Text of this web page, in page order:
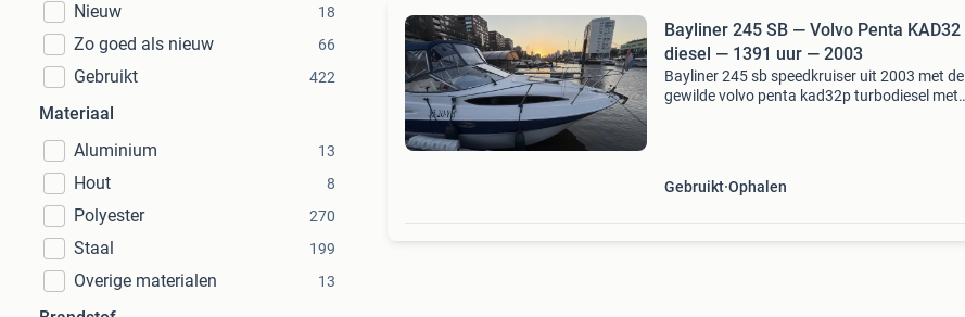
Nieuw
18
Zo goed als nieuw 66
Gebruikt 422
Materiaal
Aluminium
13
Hout 8
Polyester 270
Staal 199
Overige materialen 13
Bayliner 245 SB — Volvo Penta KAD32
diesel — 1391 uur — 2003
Bayliner 245 sb speedkruiser uit 2003 met de
gewilde volvo penta kad32p turbodiesel met
Gebruikt Ophalen